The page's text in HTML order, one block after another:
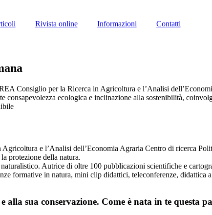
Rivista online Informazioni Contatti
Consiglio per la Ricerca in Agricoltura e l’Analisi
ecologica e inclinazione alla sostenibilità,
e l’Analisi dell’Economia Agraria Centro di ricerca
protezione della natura.
Autrice di oltre 100 pubblicazioni scientifiche e
formative in natura, mini clip didattici, teleconferenze, didattica
sua conservazione. Come è nata in te questa